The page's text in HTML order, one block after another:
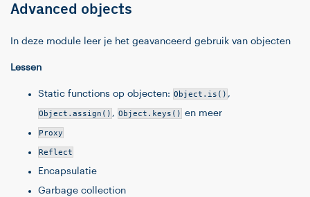
Advanced objects
In deze module leer je het geavanceerd gebruik van objecten
Lessen
Static functions op objecten: Object.is() ,
Object.assign() , Object.keys() en meer
Proxy
Reflect
Encapsulatie
Garbage collection